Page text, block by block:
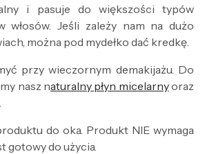
i pasuje do większości typów
włosów. Jeśli zależy nam na dużo
można pod mydełko dać kredkę.
przy wieczornym demakijażu. Do
nasz naturalny płyn micelarnyoraz
.
do oka. Produkt NIE wymaga
gotowy do użycia.